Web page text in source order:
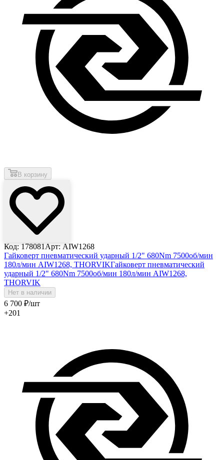
В корзину
Код: 178081 Арт: AIW1268
Гайковерт пневматический ударный 1/2" 680Nm 7500об/мин
180л/мин AIW1268, THORVIKГайковерт пневматический
ударный 1/2" 680Nm 7500об/мин 180л/мин AIW1268,
THORVIK
Нет в наличии
6 700 ₽/шт
+201